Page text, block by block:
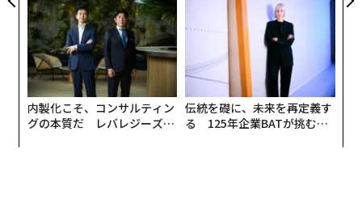
ア全域で結ぶ、複雑な地域ネットワークを統括してい
る。
特定市場への依存度の高まり
今日の自動車サプライチェーンは、地域全体に広がる専
門部品サプライヤーの多様なエコシステムに依存してい
る。車両には、パワートレインやドライブライン・シス
る人の価値
内製化こそ、コンサルティン
グの本質だ レバレジーズが
伝統を礎に、未来を再定義す
る 125年企業BATが挑むス